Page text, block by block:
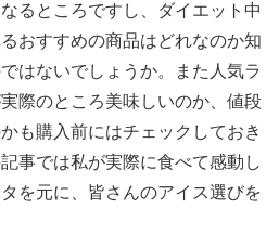
るところですし、ダイエット中
おすすめの商品はどれなのか知
はないでしょうか。また人気ラ
際のところ美味しいのか、値段
も購入前にはチェックしておき
事では私が実際に食べて感動し
を元に、皆さんのアイス選びを